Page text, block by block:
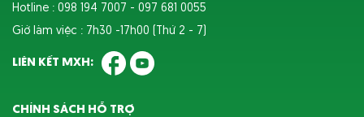
Hotline : 098 194 7007 - 097 681 0055
Giờ làm việc : 7h30 -17h00 (Thứ 2 - 7)
LIÊN KẾT MXH:
CHÍNH SÁCH HỖ TRỢ